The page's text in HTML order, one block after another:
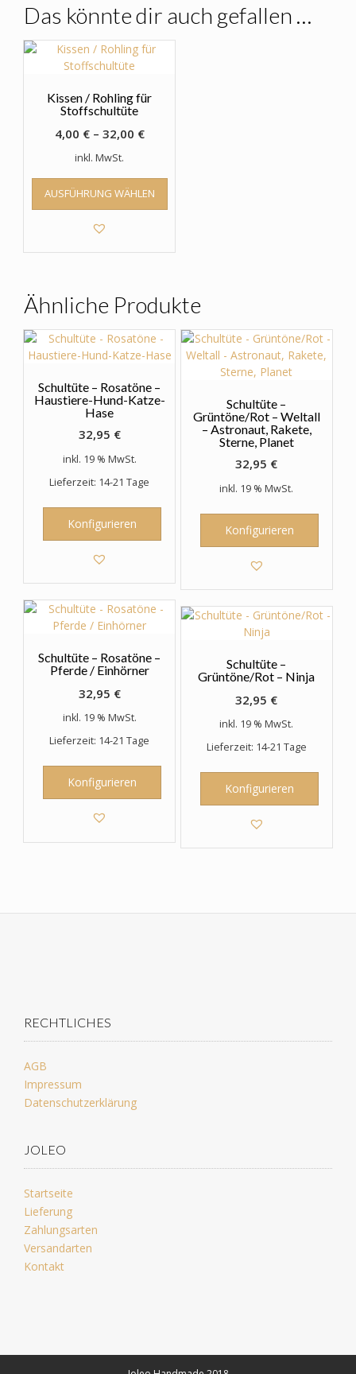
Das könnte dir auch gefallen …
Kissen / Rohling für
Stoffschultüte
4,00 €– 32,00 €
inkl. MwSt.
AUSFÜHRUNG WÄHLEN
Dieses
weist
Optionen
können
auf
der
Produktseite
Ähnliche Produkte
Schultüte – Rosatöne –
Haustiere-Hund-Katze-
Hase
32,95 €
inkl. 19 % MwSt.
Lieferzeit: 14-21 Tage
Konfigurieren
Schultüte –
Grüntöne/Rot – Weltall
– Astronaut, Rakete,
Sterne, Planet
32,95 €
inkl. 19 % MwSt.
Konfigurieren
Schultüte – Rosatöne –
Pferde / Einhörner
32,95 €
inkl. 19 % MwSt.
Lieferzeit: 14-21 Tage
Konfigurieren
Schultüte –
Grüntöne/Rot – Ninja
32,95 €
inkl. 19 % MwSt.
Lieferzeit: 14-21 Tage
Konfigurieren
RECHTLICHES
AGB
Impressum
Datenschutzerklärung
JOLEO
Startseite
Lieferung
Zahlungsarten
Versandarten
Kontakt